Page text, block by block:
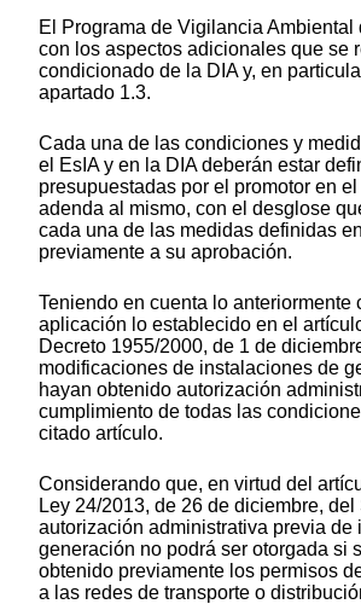
El Programa de Vigilancia Ambiental
con los aspectos adicionales que se
condicionado de la DIA y, en
apartado 1.3.
Cada una de las condiciones y
el EsIA y en la DIA deberán estar
presupuestadas por el promotor en
adenda al mismo, con el desglose
cada una de las medidas definidas
previamente a su aprobación.
Teniendo en cuenta lo anteriormente
aplicación lo establecido en el
Decreto 1955/2000, de 1 de
modificaciones de instalaciones de
hayan obtenido autorización
cumplimiento de todas las
citado artículo.
Considerando que, en virtud del
Ley 24/2013, de 26 de diciembre,
autorización administrativa previa de
generación no podrá ser otorgada si
obtenido previamente los permisos
a las redes de transporte o